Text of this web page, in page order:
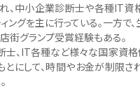
、中小企業診断士や各種IT資
ングを主に行っている。一方で
街グランプ受賞経験もある。
士、IT各種など様々な国家資
とにして、時間やお金が制限